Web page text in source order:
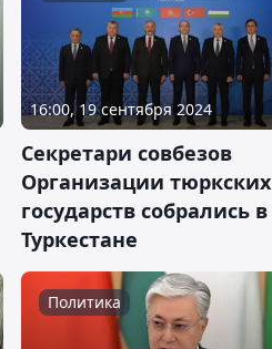
16:00, 19 сентября 2024
Секретари совбезов
Организации тюркских
государств собрались в
Туркестане
Политика